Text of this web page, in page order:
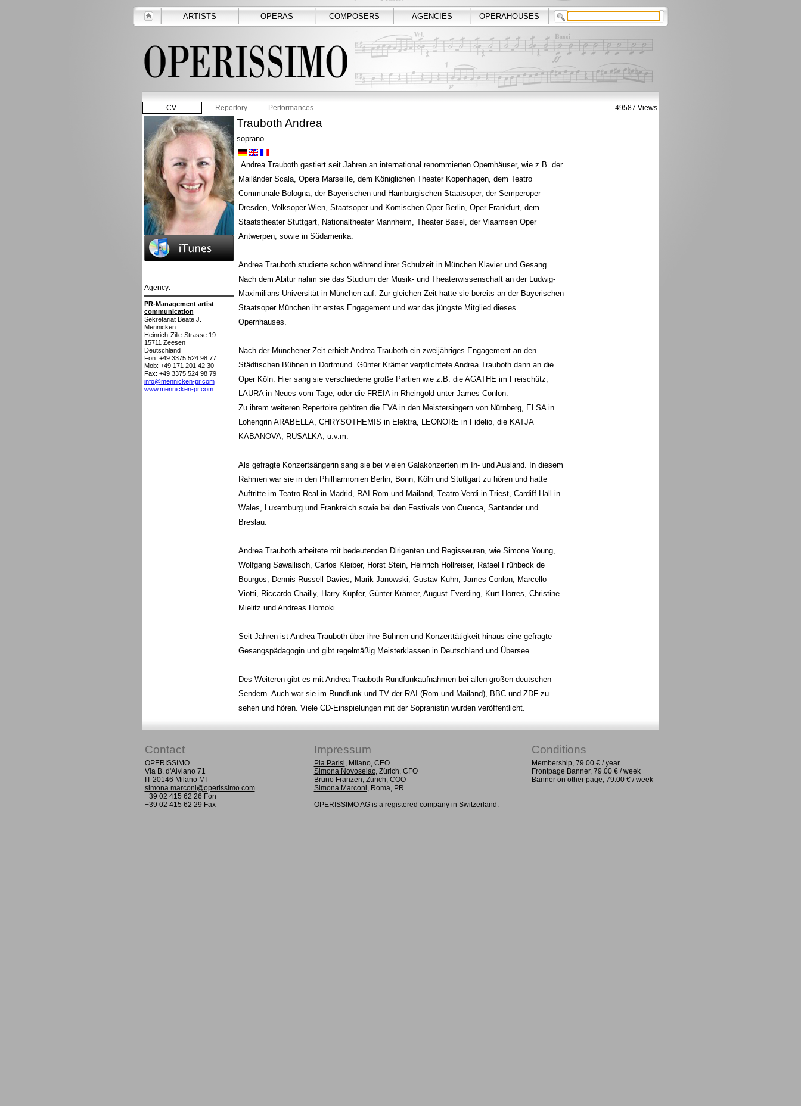
ARTISTS OPERAS COMPOSERS AGENCIES OPERAHOUSES
CV Repertory Performances 49587 Views
Agency:
PR-Management artist
communication
Sekretariat Beate J.
Mennicken
Heinrich-Zille-Strasse 19
15711 Zeesen
Deutschland
Fon: +49 3375 524 98 77
Mob: +49 171 201 42 30
Fax: +49 3375 524 98 79
info@mennicken-pr.com
www.mennicken-pr.com
Trauboth Andrea
soprano
Andrea Trauboth gastiert seit Jahren an international renommierten Opernhäuser, wie z.B. der
Mailänder Scala, Opera Marseille, dem Königlichen Theater Kopenhagen, dem Teatro
Communale Bologna, der Bayerischen und Hamburgischen Staatsoper, der Semperoper
Dresden, Volksoper Wien, Staatsoper und Komischen Oper Berlin, Oper Frankfurt, dem
Staatstheater Stuttgart, Nationaltheater Mannheim, Theater Basel, der Vlaamsen Oper
Antwerpen, sowie in Südamerika.
Andrea Trauboth studierte schon während ihrer Schulzeit in München Klavier und Gesang.
Nach dem Abitur nahm sie das Studium der Musik- und Theaterwissenschaft an der Ludwig-
Maximilians-Universität in München auf. Zur gleichen Zeit hatte sie bereits an der Bayerischen
Staatsoper München ihr erstes Engagement und war das jüngste Mitglied dieses
Opernhauses.
Nach der Münchener Zeit erhielt Andrea Trauboth ein zweijähriges Engagement an den
Städtischen Bühnen in Dortmund. Günter Krämer verpflichtete Andrea Trauboth dann an die
Oper Köln. Hier sang sie verschiedene große Partien wie z.B. die AGATHE im Freischütz,
LAURA in Neues vom Tage, oder die FREIA in Rheingold unter James Conlon.
Zu ihrem weiteren Repertoire gehören die EVA in den Meistersingern von Nürnberg, ELSA in
Lohengrin ARABELLA, CHRYSOTHEMIS in Elektra, LEONORE in Fidelio, die KATJA
KABANOVA, RUSALKA, u.v.m.
Als gefragte Konzertsängerin sang sie bei vielen Galakonzerten im In- und Ausland. In diesem
Rahmen war sie in den Philharmonien Berlin, Bonn, Köln und Stuttgart zu hören und hatte
Auftritte im Teatro Real in Madrid, RAI Rom und Mailand, Teatro Verdi in Triest, Cardiff Hall in
Wales, Luxemburg und Frankreich sowie bei den Festivals von Cuenca, Santander und
Breslau.
Andrea Trauboth arbeitete mit bedeutenden Dirigenten und Regisseuren, wie Simone Young,
Wolfgang Sawallisch, Carlos Kleiber, Horst Stein, Heinrich Hollreiser, Rafael Frühbeck de
Bourgos, Dennis Russell Davies, Marik Janowski, Gustav Kuhn, James Conlon, Marcello
Viotti, Riccardo Chailly, Harry Kupfer, Günter Krämer, August Everding, Kurt Horres, Christine
Mielitz und Andreas Homoki.
Seit Jahren ist Andrea Trauboth über ihre Bühnen-und Konzerttätigkeit hinaus eine gefragte
Gesangspädagogin und gibt regelmäßig Meisterklassen in Deutschland und Übersee.
Des Weiteren gibt es mit Andrea Trauboth Rundfunkaufnahmen bei allen großen deutschen
Sendern. Auch war sie im Rundfunk und TV der RAI (Rom und Mailand), BBC und ZDF zu
sehen und hören. Viele CD-Einspielungen mit der Sopranistin wurden veröffentlicht.
Contact Impressum Conditions
OPERISSIMO
Via B. d'Alviano 71
IT-20146 Milano MI
simona.marconi@operissimo.com
+39 02 415 62 26 Fon
+39 02 415 62 29 Fax
Pia Parisi, Milano, CEO
Simona Novoselac, Zürich, CFO
Bruno Franzen, Zürich, COO
Simona Marconi, Roma, PR
OPERISSIMO AG is a registered company in Switzerland.
Membership, 79.00 € / year
Frontpage Banner, 79.00 € / week
Banner on other page, 79.00 € / week